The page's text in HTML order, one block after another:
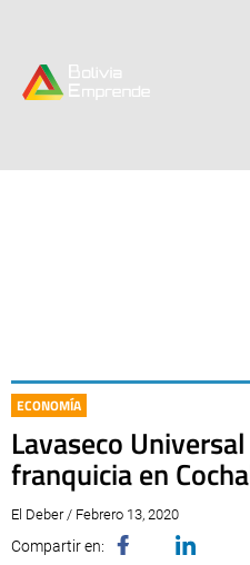
ECONOMÍA
Lavaseco
franquicia en
El Deber / Febrero 13, 2020
Compartir en: